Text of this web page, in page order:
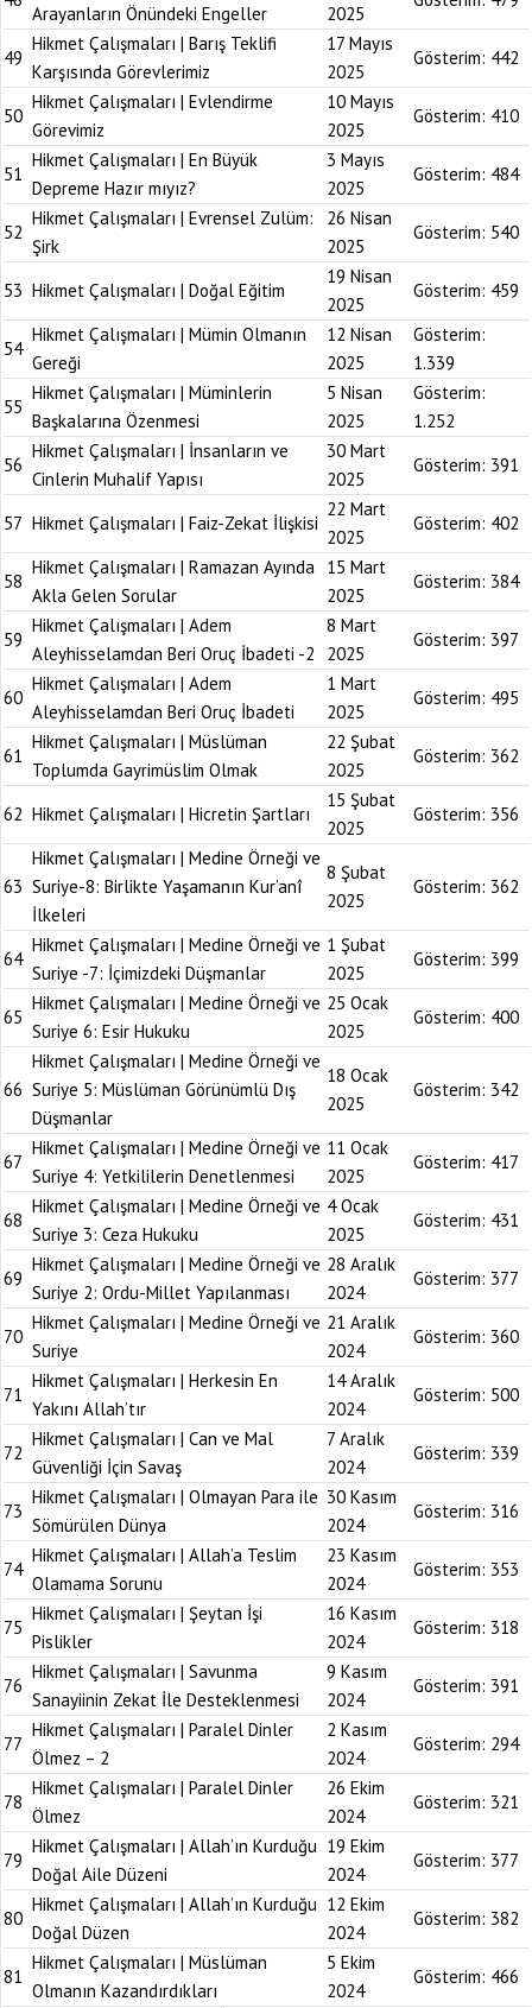
Arayanların Önündeki Engeller 2025
49
Hikmet Çalışmaları | Barış Teklifi
Karşısında Görevlerimiz
17 Mayıs
2025
Gösterim: 442
50
Hikmet Çalışmaları | Evlendirme
Görevimiz
10 Mayıs
2025
Gösterim: 410
51
Hikmet Çalışmaları | En Büyük
Depreme Hazır mıyız?
3 Mayıs
2025
Gösterim: 484
52
Hikmet Çalışmaları | Evrensel Zulüm:
Şirk
26 Nisan
2025
Gösterim: 540
53 Hikmet Çalışmaları | Doğal Eğitim
19 Nisan
2025
Gösterim: 459
54
Hikmet Çalışmaları | Mümin Olmanın
Gereği
12 Nisan
2025
Gösterim:
1.339
55
Hikmet Çalışmaları | Müminlerin
Başkalarına Özenmesi
5 Nisan
2025
Gösterim:
1.252
56
Hikmet Çalışmaları | İnsanların ve
Cinlerin Muhalif Yapısı
30 Mart
2025
Gösterim: 391
57 Hikmet Çalışmaları | Faiz-Zekat İlişkisi
22 Mart
2025
Gösterim: 402
58
Hikmet Çalışmaları | Ramazan Ayında
Akla Gelen Sorular
15 Mart
2025
Gösterim: 384
59
Hikmet Çalışmaları | Adem
Aleyhisselamdan Beri Oruç İbadeti -2
8 Mart
2025
Gösterim: 397
60
Hikmet Çalışmaları | Adem
Aleyhisselamdan Beri Oruç İbadeti
1 Mart
2025
Gösterim: 495
61
Hikmet Çalışmaları | Müslüman
Toplumda Gayrimüslim Olmak
22 Şubat
2025
Gösterim: 362
62 Hikmet Çalışmaları | Hicretin Şartları
15 Şubat
2025
Gösterim: 356
63
Hikmet Çalışmaları | Medine Örneği ve
Suriye-8: Birlikte Yaşamanın Kur’anî
İlkeleri
8 Şubat
2025
Gösterim: 362
64
Hikmet Çalışmaları | Medine Örneği ve
Suriye -7: İçimizdeki Düşmanlar
1 Şubat
2025
Gösterim: 399
65
Hikmet Çalışmaları | Medine Örneği ve
Suriye 6: Esir Hukuku
25 Ocak
2025
Gösterim: 400
66
Hikmet Çalışmaları | Medine Örneği ve
Suriye 5: Müslüman Görünümlü Dış
Düşmanlar
18 Ocak
2025
Gösterim: 342
67
Hikmet Çalışmaları | Medine Örneği ve
Suriye 4: Yetkililerin Denetlenmesi
11 Ocak
2025
Gösterim: 417
68
Hikmet Çalışmaları | Medine Örneği ve
Suriye 3: Ceza Hukuku
4 Ocak
2025
Gösterim: 431
69
Hikmet Çalışmaları | Medine Örneği ve
Suriye 2: Ordu-Millet Yapılanması
28 Aralık
2024
Gösterim: 377
70
Hikmet Çalışmaları | Medine Örneği ve
Suriye
21 Aralık
2024
Gösterim: 360
71
Hikmet Çalışmaları | Herkesin En
Yakını Allah’tır
14 Aralık
2024
Gösterim: 500
72
Hikmet Çalışmaları | Can ve Mal
Güvenliği İçin Savaş
7 Aralık
2024
Gösterim: 339
73
Hikmet Çalışmaları | Olmayan Para ile
Sömürülen Dünya
30 Kasım
2024
Gösterim: 316
74
Hikmet Çalışmaları | Allah’a Teslim
Olamama Sorunu
23 Kasım
2024
Gösterim: 353
75
Hikmet Çalışmaları | Şeytan İşi
Pislikler
16 Kasım
2024
Gösterim: 318
76
Hikmet Çalışmaları | Savunma
Sanayiinin Zekat İle Desteklenmesi
9 Kasım
2024
Gösterim: 391
77
Hikmet Çalışmaları | Paralel Dinler
Ölmez – 2
2 Kasım
2024
Gösterim: 294
78
Hikmet Çalışmaları | Paralel Dinler
Ölmez
26 Ekim
2024
Gösterim: 321
79
Hikmet Çalışmaları | Allah’ın Kurduğu
Doğal Aile Düzeni
19 Ekim
2024
Gösterim: 377
80
Hikmet Çalışmaları | Allah’ın Kurduğu
Doğal Düzen
12 Ekim
2024
Gösterim: 382
81
Hikmet Çalışmaları | Müslüman
Olmanın Kazandırdıkları
5 Ekim
2024
Gösterim: 466